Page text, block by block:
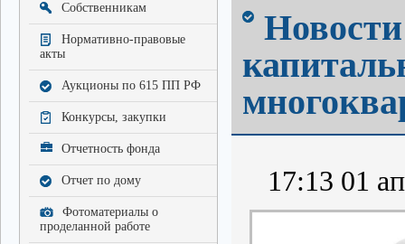
Собственникам
Нормативно-правовые
акты
Аукционы по 615 ПП РФ
Конкурсы, закупки
Отчетность фонда
Отчет по дому
Фотоматериалы о
проделанной работе
17:13 01